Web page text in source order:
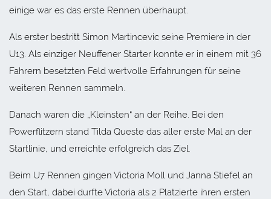
einige war es das erste Rennen überhaupt.
Als erster bestritt Simon Martincevic seine Premiere in der
U13. Als einziger Neuffener Starter konnte er in einem mit 36
Fahrern besetzten Feld wertvolle Erfahrungen für seine
weiteren Rennen sammeln.
Danach waren die „Kleinsten“ an der Reihe. Bei den
Powerflitzern stand Tilda Queste das aller erste Mal an der
Startlinie, und erreichte erfolgreich das Ziel.
Beim U7 Rennen gingen Victoria Moll und Janna Stiefel an
den Start, dabei durfte Victoria als 2 Platzierte ihren ersten